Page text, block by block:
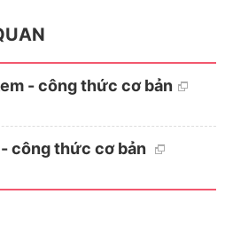
- công thức cơ bản
- công thức cơ bản